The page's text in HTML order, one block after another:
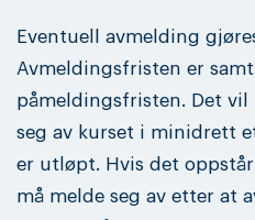
Eventuell avmelding
Avmeldingsfristen er
påmeldingsfristen. Det
seg av kurset i minidrett
er utløpt. Hvis det
må melde seg av etter at